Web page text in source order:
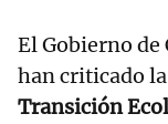
El Gobierno
han criticado la
Transición